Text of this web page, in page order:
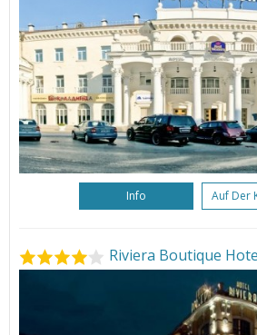
Info Auf Der
Riviera Boutique